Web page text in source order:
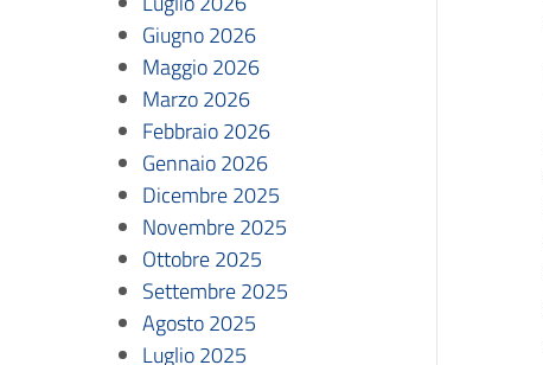
Giugno 2026
Maggio 2026
Marzo 2026
Febbraio 2026
Gennaio 2026
Dicembre 2025
Novembre 2025
Ottobre 2025
Settembre 2025
Agosto 2025
Luglio 2025